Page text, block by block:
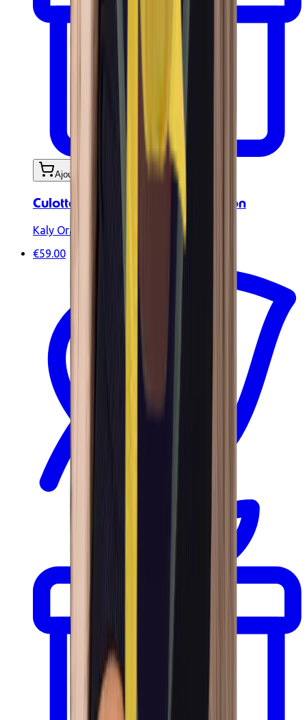
Ajouter au panier
Culotte de bikini taille haute citron
Kaly Ora
€59.00